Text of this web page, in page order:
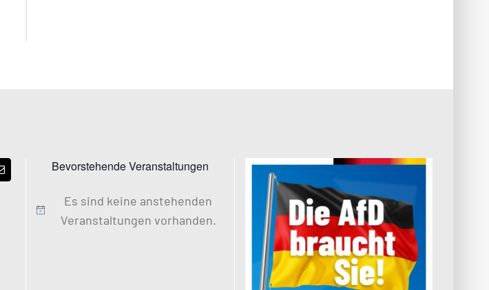
Bevorstehende Veranstaltungen
Hinweis
Es sind keine anstehenden
Veranstaltungen vorhanden.